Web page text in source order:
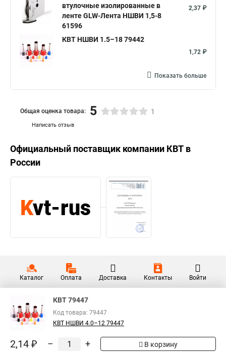
втулочные изолированные в
ленте GLW-Лента НШВИ 1,5-8
61596
2,37 ₽
КВТ НШВИ 1.5–18 79442
1,72 ₽
Показать больше
Написать отзыв
Общая оценка товара: 5 1
Официальный поставщик компании КВТ в
России
Каталог Оплата Доставка Контакты Войти
КВТ 79447
Код товара: 79447
КВТ НШВИ 4.0–12 79447
2,14 ₽ – + В корзину